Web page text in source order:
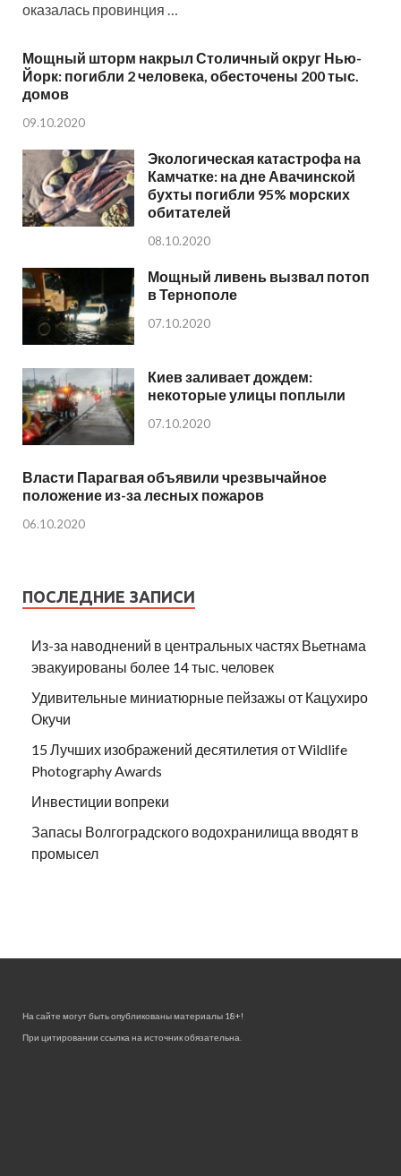
оказалась провинция …
Мощный шторм накрыл Столичный округ Нью-
Йорк: погибли 2 человека, обесточены 200 тыс.
домов
09.10.2020
Экологическая катастрофа на
Камчатке: на дне Авачинской
бухты погибли 95% морских
обитателей
08.10.2020
Мощный ливень вызвал потоп
в Тернополе
07.10.2020
Киев заливает дождем:
некоторые улицы поплыли
07.10.2020
Власти Парагвая объявили чрезвычайное
положение из-за лесных пожаров
06.10.2020
ПОСЛЕДНИЕ ЗАПИСИ
Из-за наводнений в центральных частях Вьетнама
эвакуированы более 14 тыс. человек
Удивительные миниатюрные пейзажы от Кацухиро
Окучи
15 Лучших изображений десятилетия от Wildlife
Photography Awards
Инвестиции вопреки
Запасы Волгоградского водохранилища вводят в
промысел
На сайте могут быть опубликованы материалы 18+!
При цитировании ссылка на источник обязательна.